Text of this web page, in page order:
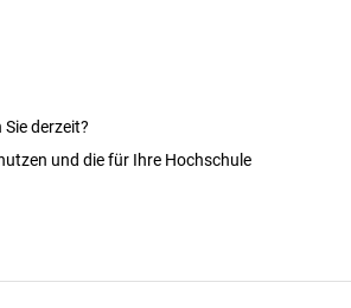
derzeit?
und die für Ihre Hochschule